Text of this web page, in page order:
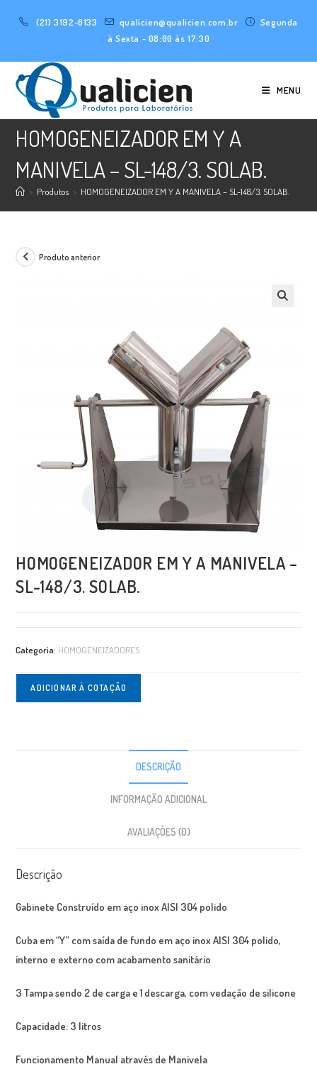
conteúdo
(21) 3192-6133 qualicien@qualicien.com.br
Segunda
à Sexta - 08:00 às 17:30
MENU
HOMOGENEIZADOR EM Y A
MANIVELA – SL-148/3. SOLAB.
> Produtos > HOMOGENEIZADOR EM Y A MANIVELA – SL-148/3. SOLAB.
Produto anterior
HOMOGENEIZADOR EM Y A MANIVELA –
SL-148/3. SOLAB.
Categoria: HOMOGENEIZADORES
ADICIONAR À COTAÇÃO
DESCRIÇÃO
INFORMAÇÃO ADICIONAL
AVALIAÇÕES (0)
Descrição
Gabinete Construído em aço inox AISI 304 polido
Cuba em “Y” com saída de fundo em aço inox AISI 304 polido,
interno e externo com acabamento sanitário
3 Tampa sendo 2 de carga e 1 descarga, com vedação de silicone
Capacidade: 3 litros
Funcionamento Manual através de Manivela